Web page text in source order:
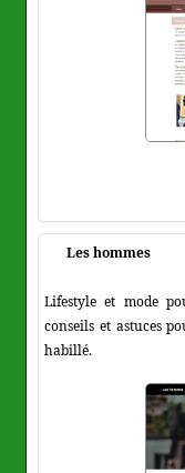
Les hommes
Lifestyle et mode
conseils et astuces
habillé.